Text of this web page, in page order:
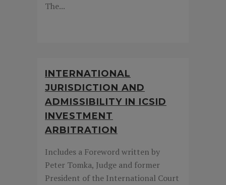
The...
INTERNATIONAL
JURISDICTION AND
ADMISSIBILITY IN ICSID
INVESTMENT
ARBITRATION
Includes a Foreword written by
Peter Tomka, Judge and former
President of the International Court